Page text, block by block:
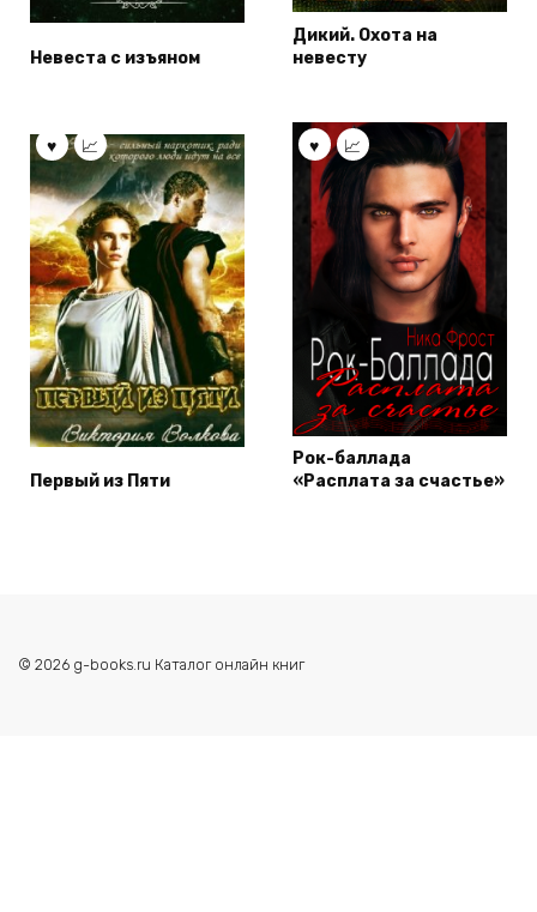
Невеста с изъяном
Дикий. Охота на
невесту
Первый из Пяти
Рок-баллада
«Расплата за счастье»
© 2026 g-books.ru Каталог онлайн книг